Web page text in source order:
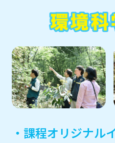
・課程オリジナル